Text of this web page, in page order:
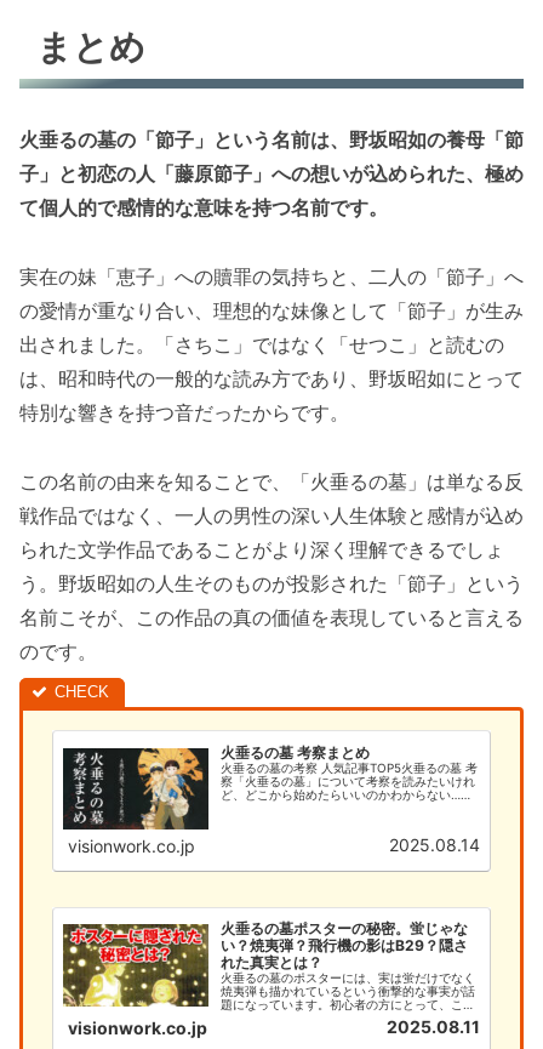
まとめ
火垂るの墓の「節子」という名前は、野坂昭如の養母「節
子」と初恋の人「藤原節子」への想いが込められた、極め
て個人的で感情的な意味を持つ名前です。
実在の妹「恵子」への贖罪の気持ちと、二人の「節子」へ
の愛情が重なり合い、理想的な妹像として「節子」が生み
出されました。「さちこ」ではなく「せつこ」と読むの
は、昭和時代の一般的な読み方であり、野坂昭如にとって
特別な響きを持つ音だったからです。
この名前の由来を知ることで、「火垂るの墓」は単なる反
戦作品ではなく、一人の男性の深い人生体験と感情が込め
られた文学作品であることがより深く理解できるでしょ
う。野坂昭如の人生そのものが投影された「節子」という
名前こそが、この作品の真の価値を表現していると言える
のです。
火垂るの墓 考察まとめ
火垂るの墓の考察 人気記事TOP5火垂るの墓 考
察「火垂るの墓」について考察を読みたいけれ
ど、どこから始めたらいいのかわからない…そ
visionwork.co.jp 2025.08.14
火垂るの墓ポスターの秘密。蛍じゃな
い？焼夷弾？飛行機の影はB29？隠さ
れた真実とは？
火垂るの墓のポスターには、実は蛍だけでなく
焼夷弾も描かれているという衝撃的な事実が話
題になっています。初心者の方にとって、この
深い意味を理解することは、作品への理解を大
きく深める重要なポイントです。本記事では、
visionwork.co.jp 2025.08.11